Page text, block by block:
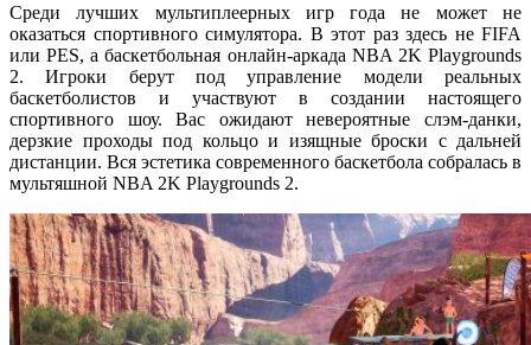
Среди лучших мультиплеерных игр года не может не
оказаться спортивного симулятора. В этот раз здесь не FIFA
или PES, а баскетбольная онлайн-аркада NBA 2K Playgrounds
2. Игроки берут под управление модели реальных
баскетболистов и участвуют в создании настоящего
спортивного шоу. Вас ожидают невероятные слэм-данки,
дерзкие проходы под кольцо и изящные броски с дальней
дистанции. Вся эстетика современного баскетбола собралась в
мультяшной NBA 2K Playgrounds 2.